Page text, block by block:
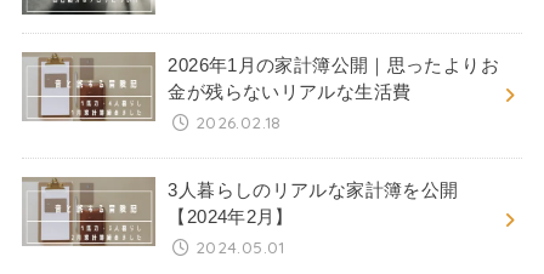
2026年1月の家計簿公開｜思ったよりお
金が残らないリアルな生活費
2026.02.18
3人暮らしのリアルな家計簿を公開
【2024年2月】
2024.05.01